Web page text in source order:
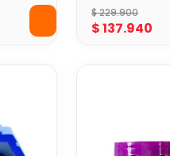
$229.900
$137.940